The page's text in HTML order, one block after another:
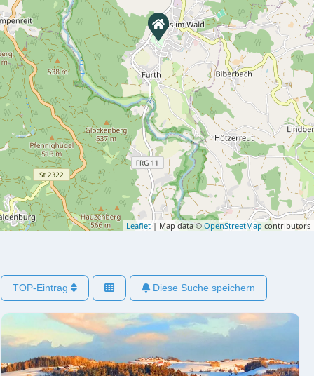
Leaflet | Map data ©OpenStreetMap contributors
TOP-Eintrag Diese Suche speichern